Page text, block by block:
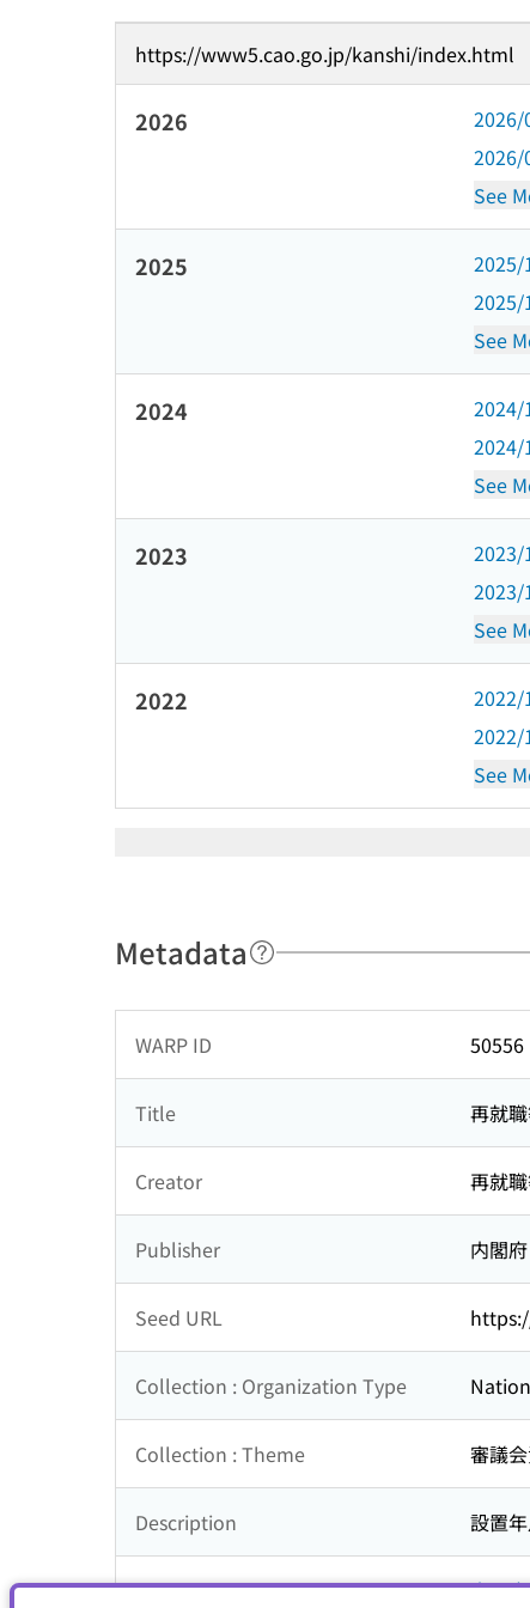
https://www5.cao.go.jp/kanshi/index.html
2026
2026/
2026/
See
2025
2025/
2025/
See
2024
2024/
2024/
See
2023
2023/
2023/
See
2022
2022/
2022/
See
Metadata
WARP ID 50556
Title 再就
Creator 再就
Publisher 内閣府
Seed URL
Collection : Organization Type
Collection : Theme 審議
Description 設置
Is part of 内閣府